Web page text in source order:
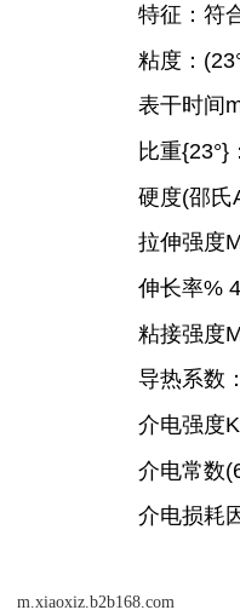
特征：符
粘度：
表干时间
比重
硬度(邵
拉伸强度
伸长率%
粘接强度
导热系数
介电强度
介电常数
介电损耗
m.xiaoxiz.b2b168.com